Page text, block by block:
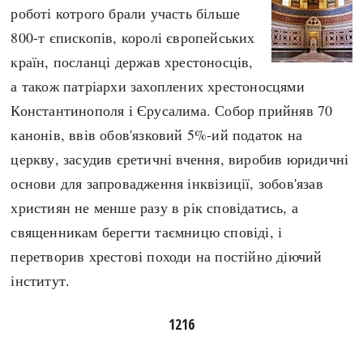
роботі котрого брали участь більше
800-т єпископів, королі європейських
країн, посланці держав хрестоносців,
а також патріархи захоплених хрестоносцями
Константинополя і Єрусалима. Собор прийняв 70
канонів, ввів обов'язковий 5%-ий податок на
церкву, засудив єретичні вчення, виробив юридичні
основи для запровадження інквізиції, зобов'язав
християн не менше разу в рік сповідатись, а
священникам берегти таємницю сповіді, і
перетворив хрестові походи на постійно діючий
інститут.
1216